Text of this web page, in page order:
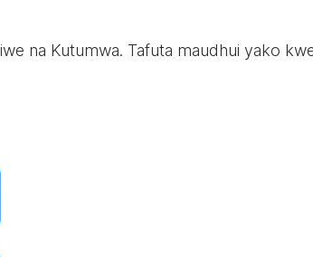
na Kutumwa. Tafuta maudhui yako